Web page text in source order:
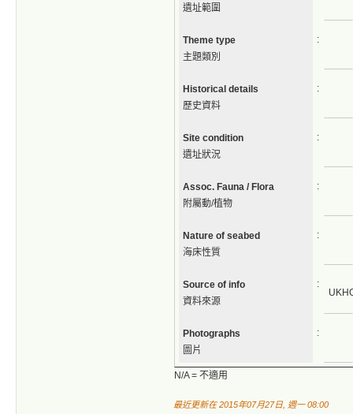
遺址範圍
Theme type
主題類別
:
Historical details
歷史資料
:
Site condition
遺址狀況
:
Assoc. Fauna / Flora
附屬動/植物
:
Nature of seabed
海床性質
:
Source of info
資料來源
:
Photographs
圖片
:
N/A = 不適用
最近更新在 2015年07月27日, 週一 08:00